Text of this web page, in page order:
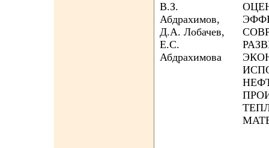
В.З.
Абдрахимов,
Д.А. Лобачев,
Е.С.
Абдрахимова